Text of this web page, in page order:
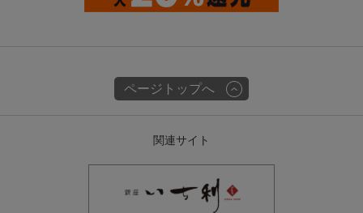
ページトップへ
関連サイト